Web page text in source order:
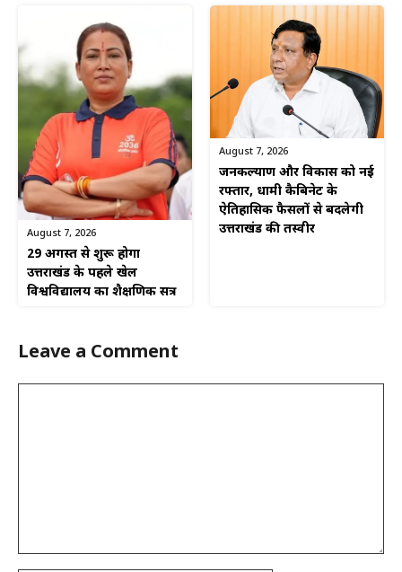
August 7, 2026
29 अगस्त से शुरू होगा
उत्तराखंड के पहले खेल
विश्वविद्यालय का शैक्षणिक सत्र
August 7, 2026
जनकल्याण और विकास को नई
रफ्तार, धामी कैबिनेट के
ऐतिहासिक फैसलों से बदलेगी
उत्तराखंड की तस्वीर
Leave a Comment